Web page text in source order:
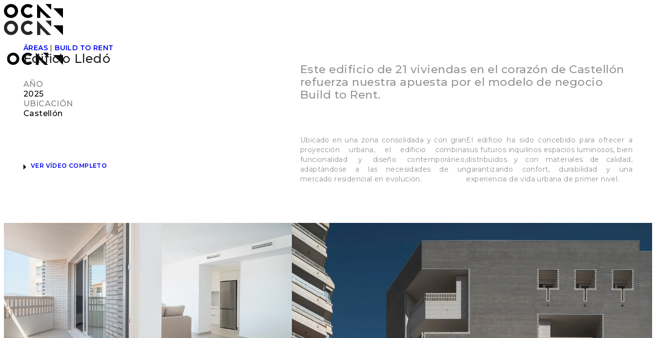
ÁREAS | BUILD TO RENT
Edificio Lledó
AÑO
2025
UBICACIÓN
Castellón
VER VÍDEO COMPLETO
Este edificio de 21 viviendas en el corazón de Castellón
refuerza nuestra apuesta por el modelo de negocio
Build to Rent.
Ubicado en una zona consolidada y con gran
proyección urbana, el edificio combina
funcionalidad y diseño contemporáneo,
adaptándose a las necesidades de un
mercado residencial en evolución.
El edificio ha sido concebido para ofrecer a
sus futuros inquilinos espacios luminosos, bien
distribuidos y con materiales de calidad,
garantizando confort, durabilidad y una
experiencia de vida urbana de primer nivel.